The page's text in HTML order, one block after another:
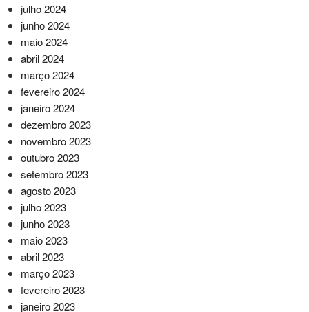
julho 2024
junho 2024
maio 2024
abril 2024
março 2024
fevereiro 2024
janeiro 2024
dezembro 2023
novembro 2023
outubro 2023
setembro 2023
agosto 2023
julho 2023
junho 2023
maio 2023
abril 2023
março 2023
fevereiro 2023
janeiro 2023